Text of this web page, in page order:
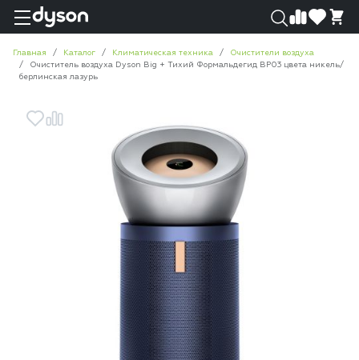
Главная Каталог Климатическая техника
Очистители воздуха
Очиститель воздуха Dyson Big + Тихий Формальдегид BP03 цвета никель/
берлинская лазурь